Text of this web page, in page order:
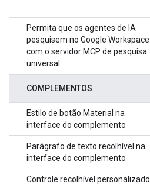
Permita que os agentes de IA
pesquisem no Google Workspace
com o servidor MCP de pesquisa
universal
COMPLEMENTOS
Estilo de botão Material na
interface do complemento
Parágrafo de texto recolhível na
interface do complemento
Controle recolhível personalizado